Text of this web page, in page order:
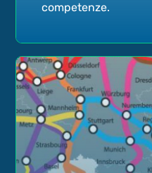
competenze.